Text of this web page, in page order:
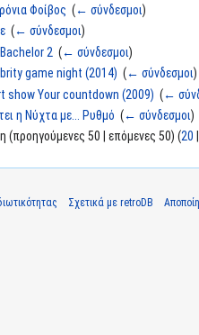
Φοίβος ‎(← σύνδεσμοι)
‎(← σύνδεσμοι)
2 ‎(← σύνδεσμοι)
game night (2014) ‎(← σύνδεσμοι)
show Your countdown (2009) ‎(←
η Νύχτα με... Ρυθμό ‎(← σύνδεσμοι)
(προηγούμενες 50 | επόμενες 50) (20
Σχετικά με retroDB